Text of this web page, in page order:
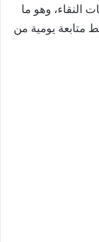
النقاء، وهو ما
متابعة يومية من